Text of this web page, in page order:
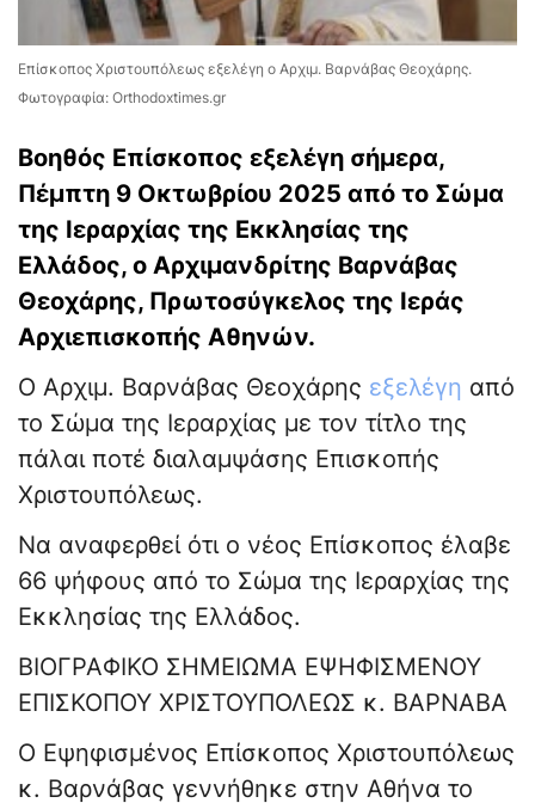
Επίσκοπος Χριστουπόλεως εξελέγη ο Αρχιμ. Βαρνάβας Θεοχάρης.
Φωτογραφία: Orthodoxtimes.gr
Βοηθός Επίσκοπος εξελέγη σήμερα,
Πέμπτη 9 Οκτωβρίου 2025 από το Σώμα
της Ιεραρχίας της Εκκλησίας της
Ελλάδος, ο Αρχιμανδρίτης Βαρνάβας
Θεοχάρης, Πρωτοσύγκελος της Ιεράς
Αρχιεπισκοπής Αθηνών.
Ο Αρχιμ. Βαρνάβας Θεοχάρης εξελέγη από
το Σώμα της Ιεραρχίας με τον τίτλο της
πάλαι ποτέ διαλαμψάσης Επισκοπής
Χριστουπόλεως.
Να αναφερθεί ότι ο νέος Επίσκοπος έλαβε
66 ψήφους από το Σώμα της Ιεραρχίας της
Εκκλησίας της Ελλάδος.
ΒΙΟΓΡΑΦΙΚΟ ΣΗΜΕΙΩΜΑ ΕΨΗΦΙΣΜΕΝΟΥ
ΕΠΙΣΚΟΠΟΥ ΧΡΙΣΤΟΥΠΟΛΕΩΣ κ. ΒΑΡΝΑΒΑ
Ο Εψηφισμένος Επίσκοπος Χριστουπόλεως
κ. Βαρνάβας γεννήθηκε στην Αθήνα το